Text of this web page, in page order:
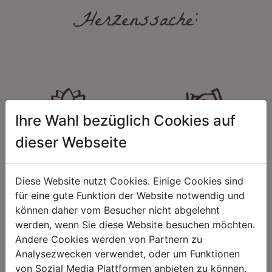
Herzenssache:
schenken natürliche, stilvolle
Momente für harmonische Stunden
zu Hause – den Ort, an dem
Menschen sich geborgen fühlen und
positive Energie schöpfen.
fair – im Hinblick auf unsere
Kalkulation, angemessene
Entlohnung und unsere
nachhaltigen, gewachsenen
Geschäftsbeziehungen.
Ihre Wahl bezüglich Cookies auf
dieser Webseite
Diese Website nutzt Cookies. Einige Cookies sind
für eine gute Funktion der Website notwendig und
können daher vom Besucher nicht abgelehnt
werden, wenn Sie diese Website besuchen möchten.
Andere Cookies werden von Partnern zu
Analysezwecken verwendet, oder um Funktionen
von Sozial Media Plattformen anbieten zu können.